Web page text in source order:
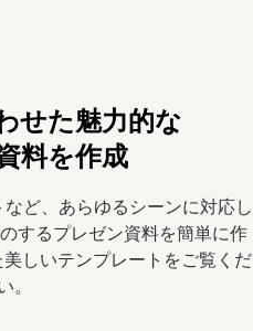
せた魅力的な
料を作成
ど、あらゆるシーンに対応し
するプレゼン資料を簡単に作
しいテンプレートをご覧くだ
。